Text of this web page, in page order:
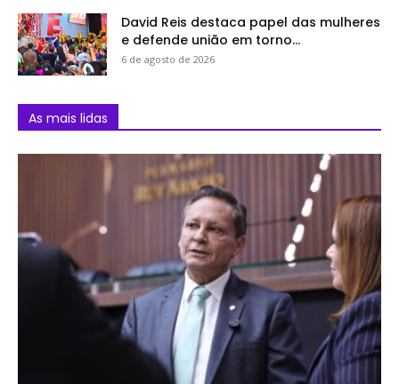
David Reis destaca papel das mulheres
e defende união em torno...
6 de agosto de 2026
As mais lidas